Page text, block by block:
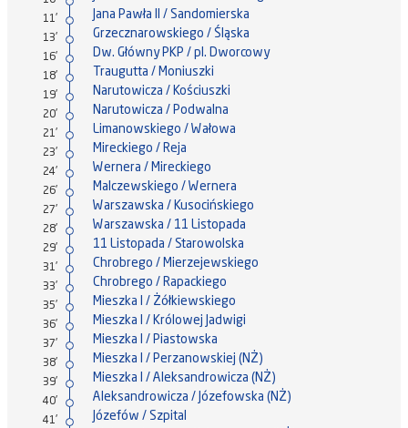
11' Jana Pawła II / Sandomierska
13' Grzecznarowskiego / Śląska
16' Dw. Główny PKP / pl. Dworcowy
18' Traugutta / Moniuszki
19' Narutowicza / Kościuszki
20' Narutowicza / Podwalna
21' Limanowskiego / Wałowa
23' Mireckiego / Reja
24' Wernera / Mireckiego
26' Malczewskiego / Wernera
27' Warszawska / Kusocińskiego
28' Warszawska / 11 Listopada
29' 11 Listopada / Starowolska
31' Chrobrego / Mierzejewskiego
33' Chrobrego / Rapackiego
35' Mieszka I / Żółkiewskiego
36' Mieszka I / Królowej Jadwigi
37' Mieszka I / Piastowska
38' Mieszka I / Perzanowskiej (NŻ)
39' Mieszka I / Aleksandrowicza (NŻ)
40' Aleksandrowicza / Józefowska (NŻ)
41' Józefów / Szpital